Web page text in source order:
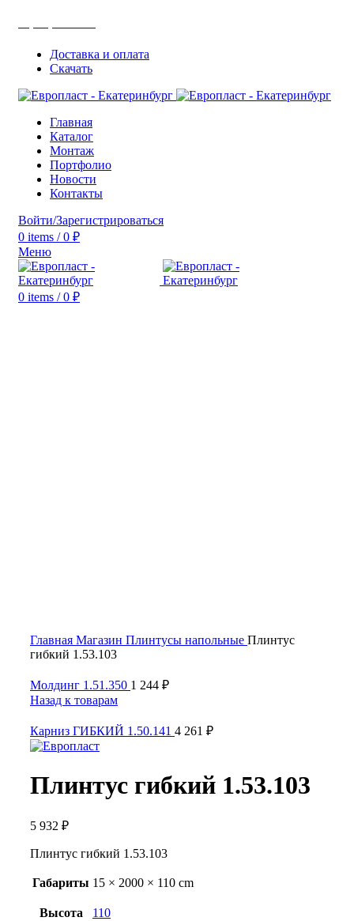
Доставка и оплата
Скачать
Главная
Каталог
Монтаж
Портфолио
Новости
Контакты
Войти/Зарегистрироваться
0 items / 0 ₽
Меню
0 items / 0 ₽
Главная Магазин Плинтусы напольные Плинтус
гибкий 1.53.103
Молдинг 1.51.350 1 244 ₽
Назад к товарам
Карниз ГИБКИЙ 1.50.141 4 261 ₽
Плинтус гибкий 1.53.103
5 932 ₽
Плинтус гибкий 1.53.103
Габариты 15 × 2000 × 110 cm
Высота 110